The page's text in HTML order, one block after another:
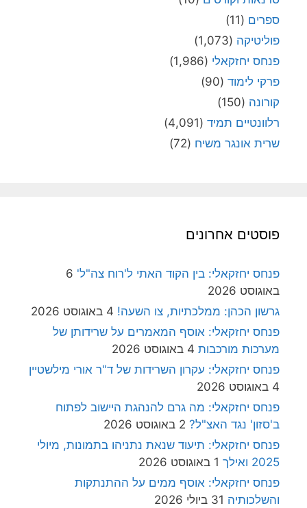
ספרים (11)
פוליטיקה (1,073)
פנחס יחזקאלי (1,986)
פרקי לימוד (90)
קורונה (150)
רלוונטיים תמיד (4,091)
שרית אונגר משיח (72)
פוסטים אחרונים
פנחס יחזקאלי: בין הקוד האתי ל'רוח צה"ל' 6
באוגוסט 2026
גרשון הכהן: ממלכתיות, צו השעה! 4 באוגוסט 2026
פנחס יחזקאלי: אוסף המאמרים על שרידותן של
מערכות מורכבות 4 באוגוסט 2026
פנחס יחזקאלי: עקרון השרידות של ד"ר אורי מילשטיין
4 באוגוסט 2026
פנחס יחזקאלי: מה גרם להנהגת היישוב לפתוח
ב'סזון' נגד האצ"ל? 2 באוגוסט 2026
פנחס יחזקאלי: תיעוד שנאת נתניהו בתמונות, מיולי
2025 ואילך
1 באוגוסט 2026
פנחס יחזקאלי: אוסף ממים על ההתנתקות
והשלכותיה 31 ביולי 2026